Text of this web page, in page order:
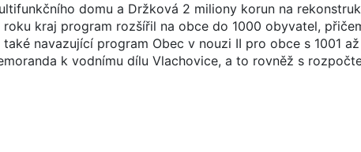
domu a Držková 2 miliony korun na
kraj program rozšířil na obce do 1000 obyvatel,
navazující program Obec v nouzi II pro obce s 1001 až
k vodnímu dílu Vlachovice, a to rovněž s